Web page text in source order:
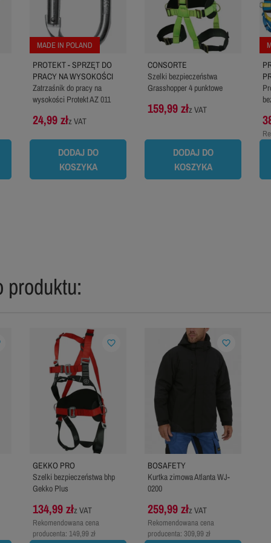
MADE IN POLAND
PROTEKT - SPRZĘT DO
PRACY NA WYSOKOŚCI
Zatrzaśnik do pracy na
wysokości Protekt AZ 011
24,99 złz VAT
DODAJ DO
KOSZYKA
CONSORTE
Szelki bezpieczeństwa
Grasshopper 4 punktowe
159,99 złz VAT
DODAJ DO
KOSZYKA
produktu:
GEKKO PRO
Szelki bezpieczeństwa bhp
Gekko Plus
134,99 złz VAT
Rekomendowana cena
producenta: 149,99 zł
favorite_border
BOSAFETY
Kurtka zimowa Atlanta WJ-
0200
259,99 złz VAT
Rekomendowana cena
producenta: 309,99 zł
favorite_border